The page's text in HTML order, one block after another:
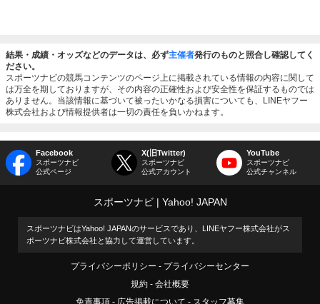
結果・成績・オッズなどのデータは、必ず主催者発行のものと照合し確認してく
ださい。
スポーツナビの競馬コンテンツのページ上に掲載されている情報の内容に関して
は万全を期しておりますが、その内容の正確性および安全性を保証するものでは
ありません。当該情報に基づいて被ったいかなる損害についても、LINEヤフー
株式会社および情報提供者は一切の責任を負いかねます。
Facebook
スポーツナビ
公式ページ
X(旧Twitter)
スポーツナビ
公式アカウント
YouTube
スポーツナビ
公式チャンネル
スポーツナビ Yahoo! JAPAN
スポーツナビはYahoo! JAPANのサービスであり、LINEヤフー株式会社がス
ポーツナビ株式会社と協力して運営しています。
プライバシーポリシー
プライバシーセンター
規約
会社概要
免責事項
広告掲載について スタッフ募集